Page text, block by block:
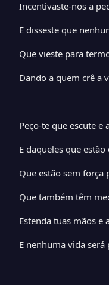
Incentivaste-nos a
E disseste que
Que vieste para
Dando a quem crê a
Peço-te que escute e
E daqueles que
Que estão sem força
Que também têm
Estenda tuas mãos e
E nenhuma vida